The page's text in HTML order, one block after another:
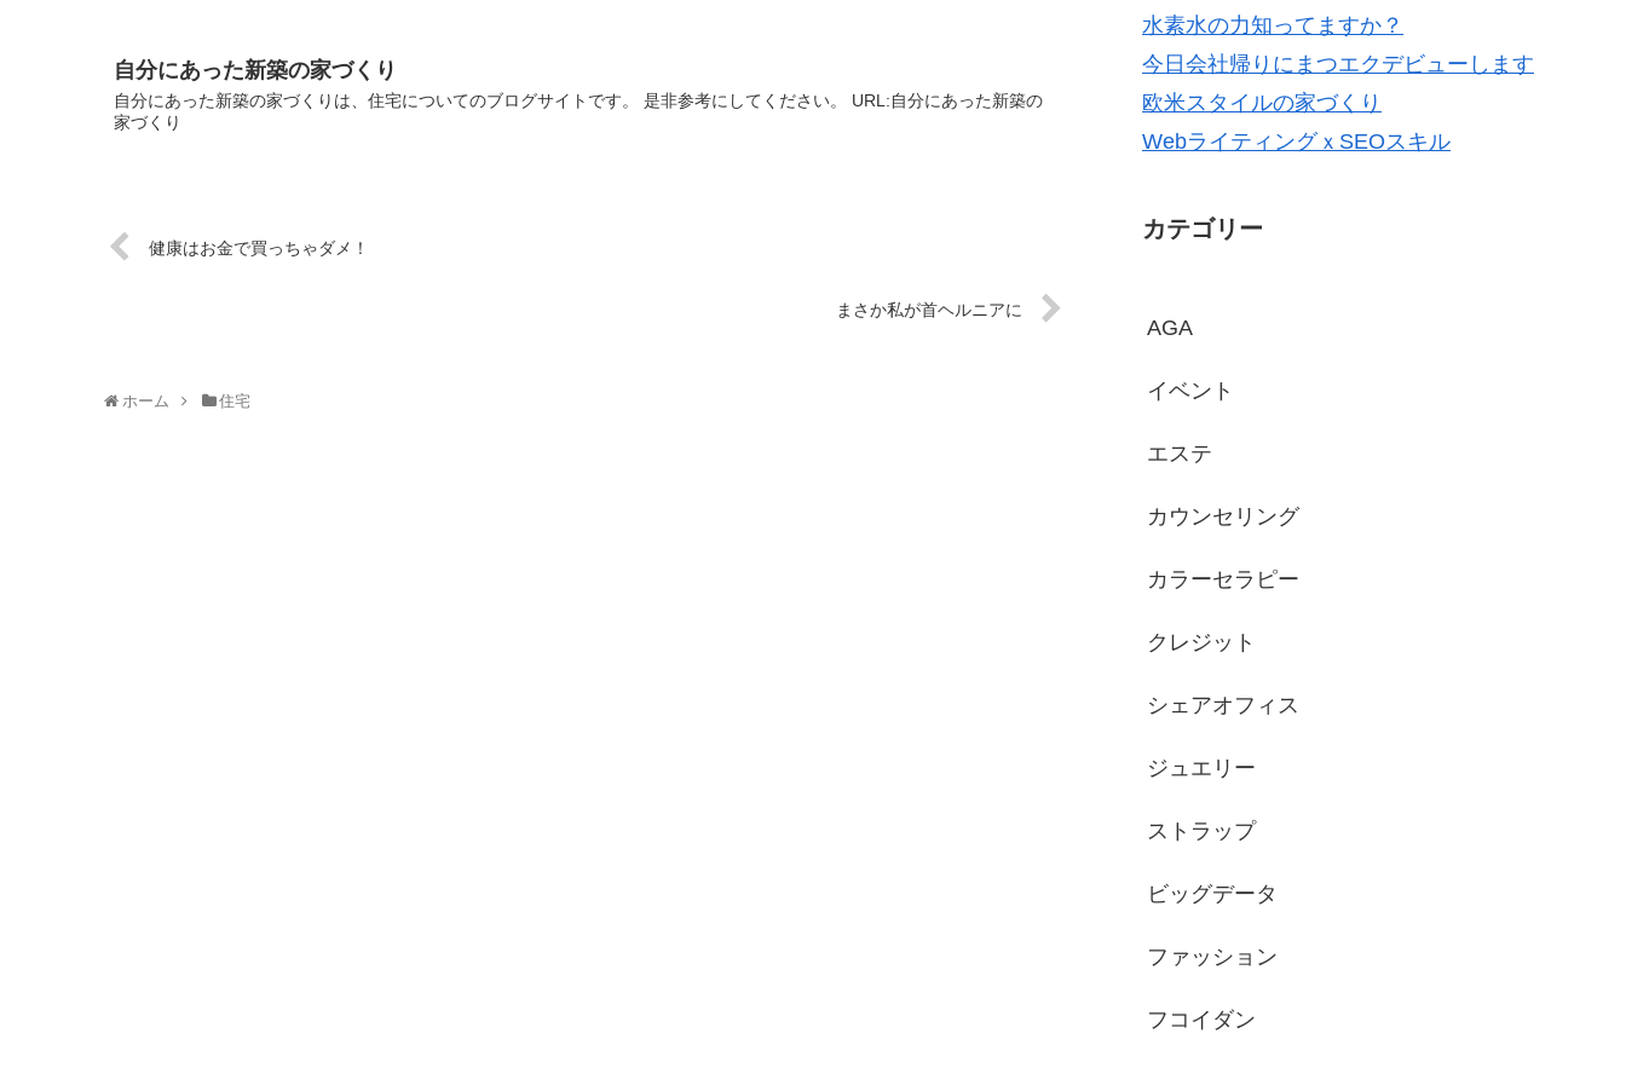
自分にあった新築の家づくり
自分にあった新築の家づくりは、住宅についてのブログサイトです。 是非参考にしてください。 URL:自分にあった新築の
家づくり
健康はお金で買っちゃダメ！
まさか私が首ヘルニアに
ホーム 住宅
水素水の力知ってますか？
今日会社帰りにまつエクデビューします
欧米スタイルの家づくり
WebライティングｘSEOスキル
カテゴリー
AGA
イベント
エステ
カウンセリング
カラーセラピー
クレジット
シェアオフィス
ジュエリー
ストラップ
ビッグデータ
ファッション
フコイダン